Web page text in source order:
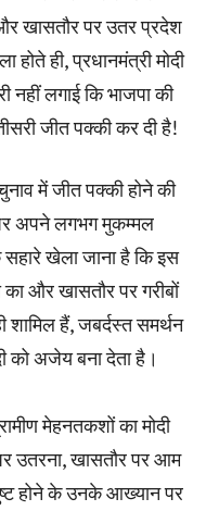
खासतौर पर उतर प्रदेश
होते ही, प्रधानमंत्री मोदी
लगाई कि भाजपा की
जीत पक्की कर दी है!
में जीत पक्की होने की
अपने लगभग मुकम्मल
खेला जाना है कि इस
और खासतौर पर गरीबों
शामिल हैं, जबर्दस्त समर्थन
को अजेय बना देता है।
मेहनतकशों का मोदी
उतरना, खासतौर पर आम
होने के उनके आख्यान पर